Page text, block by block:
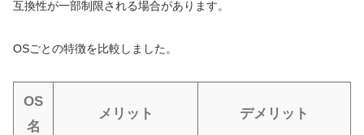
互換性が一部制限される場合があります。
OSごとの特徴を比較しました。
OS
名
メリット デメリット